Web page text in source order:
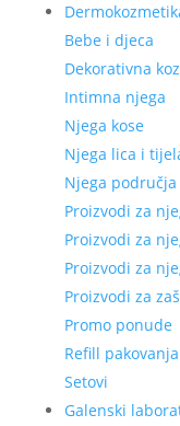
Bebe i djeca
Dekorativna
Intimna njega
Njega kose
Njega lica i
Njega
Proizvodi za
Proizvodi za
Proizvodi za
Proizvodi za
Promo ponude
Refill pakovanja
Setovi
Galenski